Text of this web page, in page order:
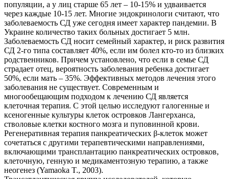
популяции, а у лиц старше 65 лет – 10-15% и удваивается
через каждые 10-15 лет. Многие эндокринологи считают, что
заболеваемость СД уже сегодня имеет характер пандемии. В
Украине количество таких больных достигает 5 млн.
Заболеваемость СД носит семейный характер, и риск развития
СД 2-го типа составляет 40%, если им болел кто-то из близких
родственников. Причем установлено, что если в семье СД
страдает отец, вероятность заболевания ребенка достигает
50%, если мать – 35%. Эффективных методов лечения этого
заболевания не существует. Современным и
многообещающим подходом к лечению СД является
клеточная терапия. С этой целью исследуют галогенные и
ксеногенные культуры клеток островков Лангерханса,
стволовые клетки костного мозга и пуповинной крови.
Регенеративная терапия панкреатических β-клеток может
сочетаться с другими терапевтическими направлениями,
включающими трансплантацию панкреатических островков,
клеточную, генную и медикаментозную терапию, а также
неогенез (Yamaoka T., 2003).